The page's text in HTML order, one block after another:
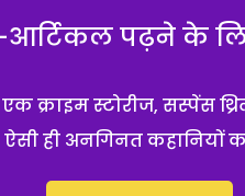
आर्टिकल पढ़ने के
स्टोरीज, सस्पेंस
ऐसी ही अनगिनत